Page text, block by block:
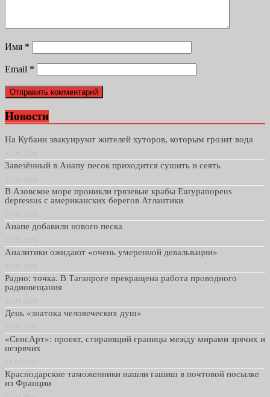
Имя *
Email *
Новости
На Кубани эвакуируют жителей хуторов, которым грозит вода
Завезённый в Анапу песок приходится сушить и сеять
В Азовское море проникли грязевые крабы Eurypanopeus
depressus с американских берегов Атлантики
Анапе добавили нового песка
Аналитики ожидают «очень умеренной девальвации»
Радио: точка. В Таганроге прекращена работа проводного
радиовещания
День «знатока человеческих душ»
«СенсАрт»: проект, стирающий границы между мирами зрячих и
незрячих
Краснодарские таможенники нашли гашиш в почтовой посылке
из Франции